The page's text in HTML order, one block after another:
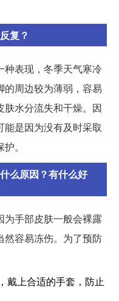
复？
种表现，冬季天气寒冷
周边较为薄弱，容易
肤水分流失和干燥。因
是因为没有及时采取
。
么原因？有什么好
手部皮肤一般会裸露
然容易冻伤。为了预防
戴上合适的手套，防止